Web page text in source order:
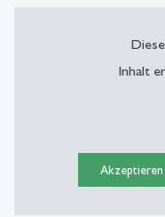
Inhalt
Akzeptieren